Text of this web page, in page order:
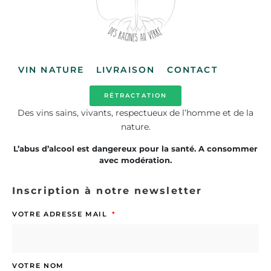
VIN NATURE LIVRAISON CONTACT
RÉTRACTATION
Des vins sains, vivants, respectueux de l’homme et de la
nature.
L’abus d’alcool est dangereux pour la santé. A consommer
avec modération.
Inscription à notre newsletter
VOTRE ADRESSE MAIL
VOTRE NOM